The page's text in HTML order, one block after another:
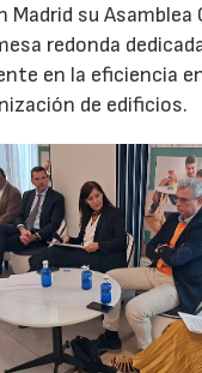
Madrid su Asamblea
redonda
en la eficiencia
de edificios.